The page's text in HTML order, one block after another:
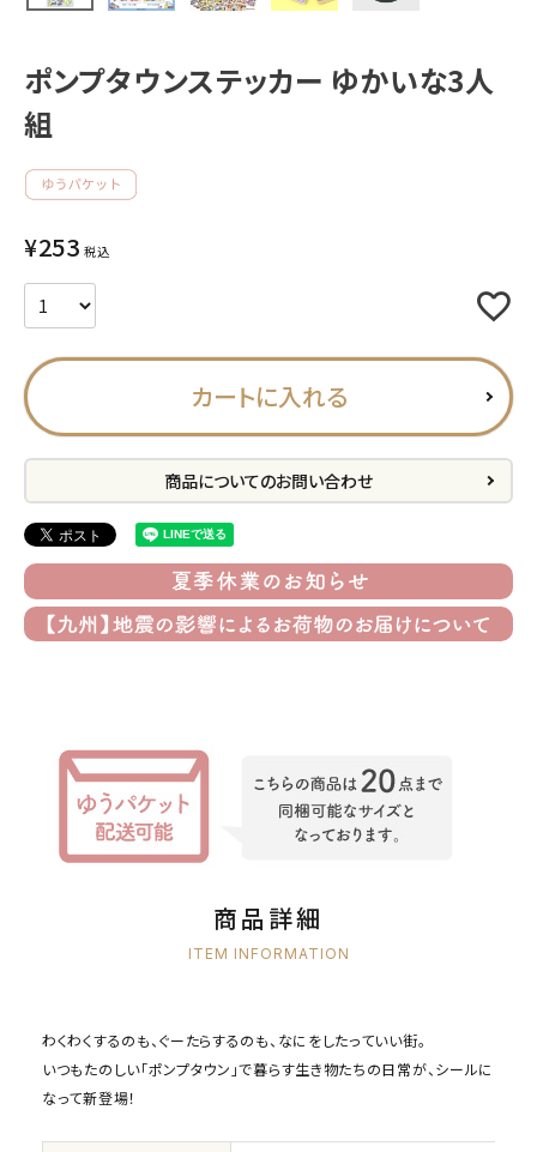
モチーフから探す
キャラクターから探す
アイテムから探す
INFORMATION
お知らせ
ご利用ガイド
プライバシーポリシー
特定商取引法について
ACCOUNT MENU
ようこそ ゲスト 様
meeting_room ログイン person 会員登録
公式 デコ部 公式
ポンプタウンステッカー ゆかいな3人
組
¥253 税込
カートに入れる
商品についてのお問い合わせ
商品詳細
ITEM INFORMATION
わくわくするのも、ぐーたらするのも、なにをしたっていい街。
いつもたのしい「ポンプタウン」で暮らす生き物たちの日常が、シールに
なって新登場！